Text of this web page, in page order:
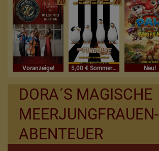
Voranzeige! 5,00 € Sommerferienkino Neu!
DORA´S MAGISCHE
MEERJUNGFRAUEN-
ABENTEUER